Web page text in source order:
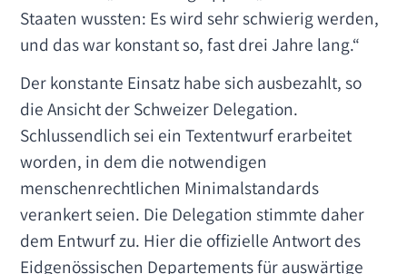
Staaten wussten: Es wird sehr schwierig werden,
und das war konstant so, fast drei Jahre lang.“
Der konstante Einsatz habe sich ausbezahlt, so
die Ansicht der Schweizer Delegation.
Schlussendlich sei ein Textentwurf erarbeitet
worden, in dem die notwendigen
menschenrechtlichen Minimalstandards
verankert seien. Die Delegation stimmte daher
dem Entwurf zu. Hier die offizielle Antwort des
Eidgenössischen Departements für auswärtige